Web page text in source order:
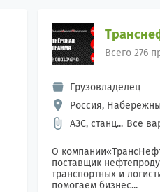
Всего 276
Грузовладелец
Россия,
АЗС, станц... Все
О
поставщик
транспортных и
помогаем бизнес...